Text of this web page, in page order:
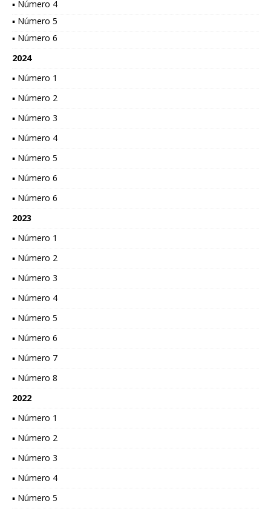
▪ Número 4
▪ Número 5
▪ Número 6
2024
▪ Número 1
▪ Número 2
▪ Número 3
▪ Número 4
▪ Número 5
▪ Número 6
▪ Número 6
2023
▪ Número 1
▪ Número 2
▪ Número 3
▪ Número 4
▪ Número 5
▪ Número 6
▪ Número 7
▪ Número 8
2022
▪ Número 1
▪ Número 2
▪ Número 3
▪ Número 4
▪ Número 5